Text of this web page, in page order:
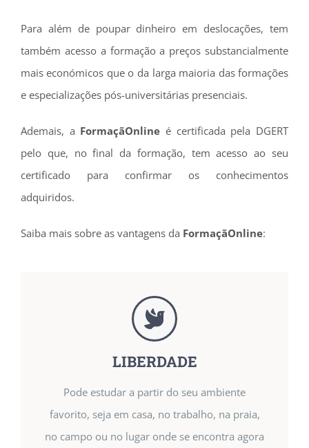
Para além de poupar dinheiro em deslocações, tem
também acesso a formação a preços substancialmente
mais económicos que o da larga maioria das formações
e especializações pós-universitárias presenciais.
Ademais, a FormaçãOnline é certificada pela DGERT
pelo que, no final da formação, tem acesso ao seu
certificado para confirmar os conhecimentos
adquiridos.
Saiba mais sobre as vantagens da FormaçãOnline:
LIBERDADE
Pode estudar a partir do seu ambiente
favorito, seja em casa, no trabalho, na praia,
no campo ou no lugar onde se encontra agora